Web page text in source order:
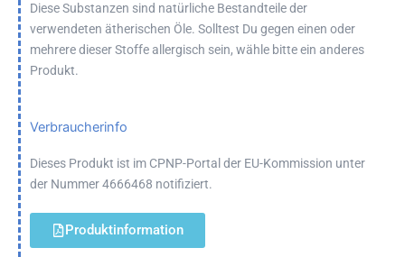
Diese Substanzen sind natürliche Bestandteile der
verwendeten ätherischen Öle. Solltest Du gegen einen oder
mehrere dieser Stoffe allergisch sein, wähle bitte ein anderes
Produkt.
Verbraucherinfo
Dieses Produkt ist im CPNP-Portal der EU-Kommission unter
der Nummer 4666468 notifiziert.
Produktinformation